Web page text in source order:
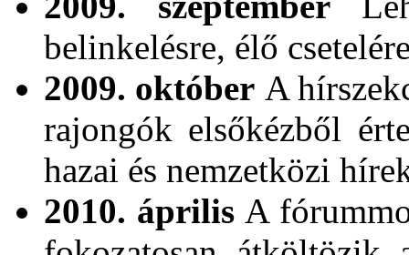
belinkelésre, élő
2009. október A
rajongók elsőkézből
hazai és nemzetközi
2010. április A